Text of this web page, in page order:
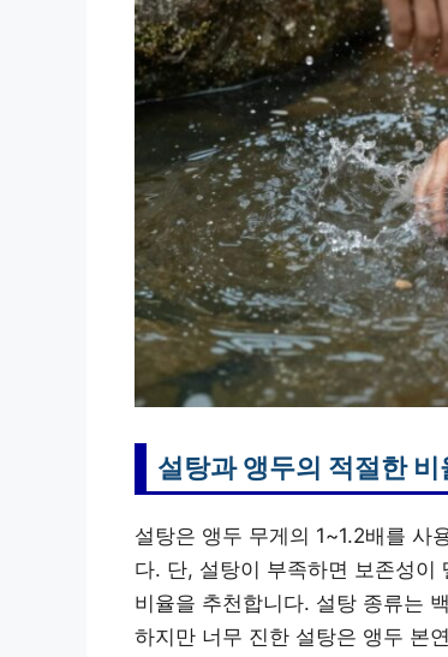
설탕과 앵두의 적절한 비
설탕은 앵두 무게의 1~1.2배를 사
다. 단, 설탕이 부족하면 보존성이
비율을 추천합니다. 설탕 종류는
하지만 너무 진한 설탕은 앵두 본